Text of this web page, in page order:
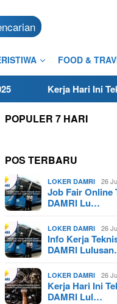
FOOD &
Ini Teknisi/Mekanik
POPULER 7 HARI
POS TERBARU
LOKER DAMRI 26
Job Fair Online
DAMRI Lu…
LOKER DAMRI 26
Info Kerja
DAMRI
LOKER DAMRI 26
Kerja Hari Ini
DAMRI Lul…